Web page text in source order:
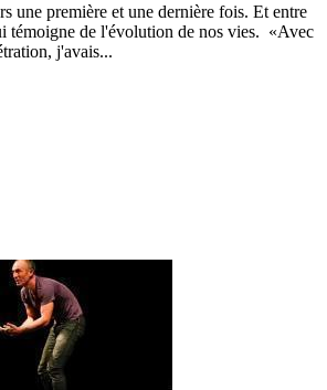
une première et une dernière fois. Et entre
témoigne de l'évolution de nos vies. «Avec
j'avais...